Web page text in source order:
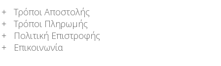
Τρόποι Αποστολής
Τρόποι Πληρωμής
Πολιτική Επιστροφής
Επικοινωνία